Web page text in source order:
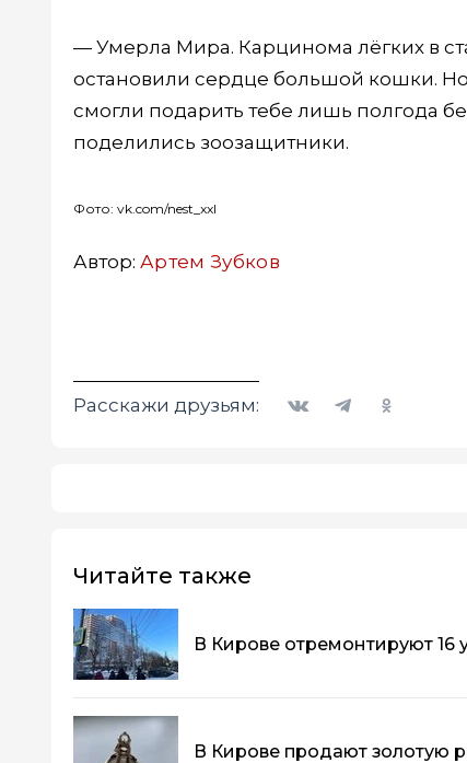
— Умерла Мира. Карцинома лёгких в
остановили сердце большой кошки. Но
смогли подарить тебе лишь полгода
поделились зоозащитники.
Фото: vk.com/nest_xxl
Автор: Артем Зубков
Расскажи друзьям:
Читайте также
В Кирове отремонтируют 16
В Кирове продают золотую